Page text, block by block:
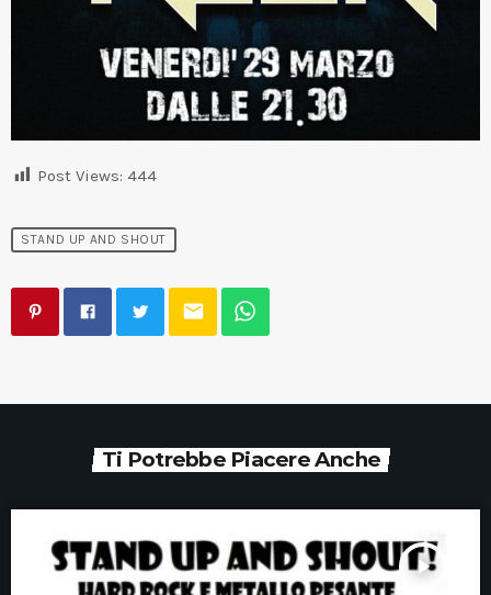
Post Views: 444
STAND UP AND SHOUT
email
Ti Potrebbe Piacere Anche
play_arrow